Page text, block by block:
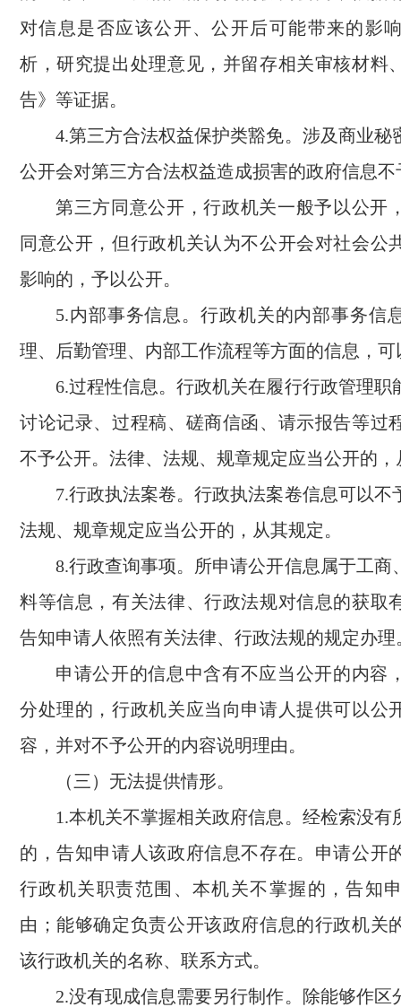
对信息是否应该公开、公开后可能带来的影
析，研究提出处理意见，并留存相关审核材料
告》等证据。
4.第三方合法权益保护类豁免。涉及商业秘
公开会对第三方合法权益造成损害的政府信息不
第三方同意公开，行政机关一般予以公开
同意公开，但行政机关认为不公开会对社会公
影响的，予以公开。
5.内部事务信息。行政机关的内部事务信
理、后勤管理、内部工作流程等方面的信息，
6.过程性信息。行政机关在履行行政管理职
讨论记录、过程稿、磋商信函、请示报告等过
不予公开。法律、法规、规章规定应当公开的，
7.行政执法案卷。行政执法案卷信息可以不
法规、规章规定应当公开的，从其规定。
8.行政查询事项。所申请公开信息属于工商
料等信息，有关法律、行政法规对信息的获取
告知申请人依照有关法律、行政法规的规定办理
申请公开的信息中含有不应当公开的内容
分处理的，行政机关应当向申请人提供可以公
容，并对不予公开的内容说明理由。
（三）无法提供情形。
1.本机关不掌握相关政府信息。经检索没有
的，告知申请人该政府信息不存在。申请公开
行政机关职责范围、本机关不掌握的，告知
由；能够确定负责公开该政府信息的行政机关
该行政机关的名称、联系方式。
2.没有现成信息需要另行制作。除能够作区